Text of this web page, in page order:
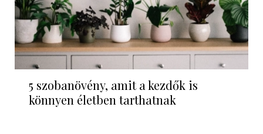
5 szobanövény, amit a kezdők is
könnyen életben tarthatnak